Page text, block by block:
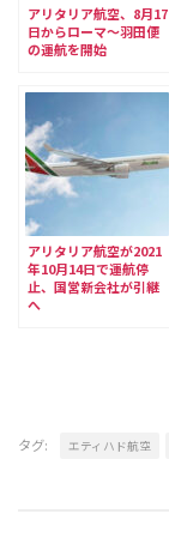
アリタリア航空、8月17
日からローマ〜羽田便
の運航を開始
アリタリア航空が2021
年10月14日で運航停
止、国営新会社が引継
へ
タグ: エティハド航空